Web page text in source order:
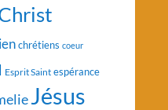
chrétiens coeur
Esprit Saint espérance
Jésus